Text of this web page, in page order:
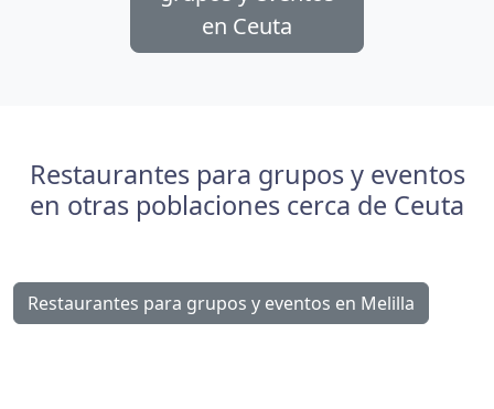
en Ceuta
Restaurantes para grupos y eventos
en otras poblaciones cerca de Ceuta
Restaurantes para grupos y eventos en Melilla